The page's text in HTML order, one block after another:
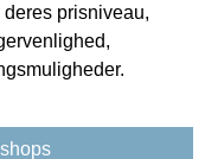
prisniveau,